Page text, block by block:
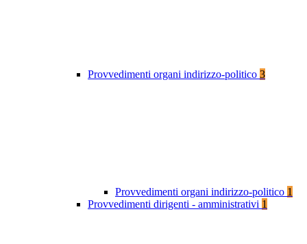
Provvedimenti organi indirizzo-politico 3
Provvedimenti organi indirizzo-politico 1
Provvedimenti dirigenti - amministrativi 1